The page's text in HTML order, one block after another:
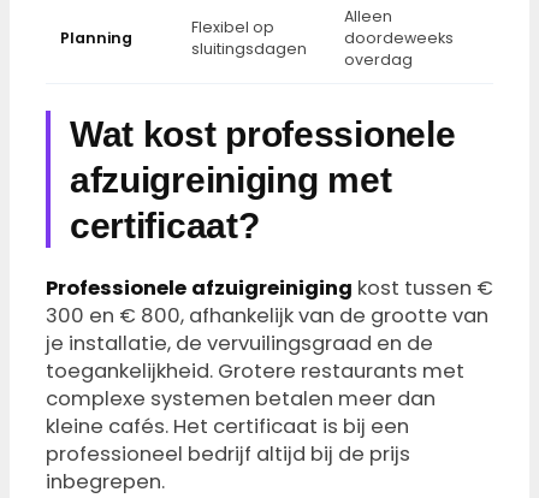
Planning
Flexibel op
sluitingsdagen
Alleen
doordeweeks
overdag
Wat kost professionele
afzuigreiniging met
certificaat?
Professionele afzuigreiniging kost tussen €
300 en € 800, afhankelijk van de grootte van
je installatie, de vervuilingsgraad en de
toegankelijkheid. Grotere restaurants met
complexe systemen betalen meer dan
kleine cafés. Het certificaat is bij een
professioneel bedrijf altijd bij de prijs
inbegrepen.